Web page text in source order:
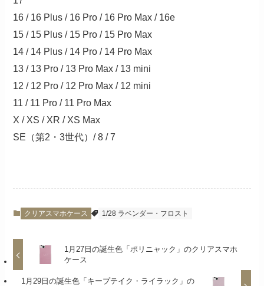
16 / 16 Plus / 16 Pro / 16 Pro Max / 16e
15 / 15 Plus / 15 Pro / 15 Pro Max
14 / 14 Plus / 14 Pro / 14 Pro Max
13 / 13 Pro / 13 Pro Max / 13 mini
12 / 12 Pro / 12 Pro Max / 12 mini
11 / 11 Pro / 11 Pro Max
X / XS / XR / XS Max
SE（第2・3世代）/ 8 / 7
クリアスマホケース 1/28 ラベンダー・フロスト
1月27日の誕生色「ポリニャック」のクリアスマホ
ケース
1月29日の誕生色「キープテイク・ライラック」の